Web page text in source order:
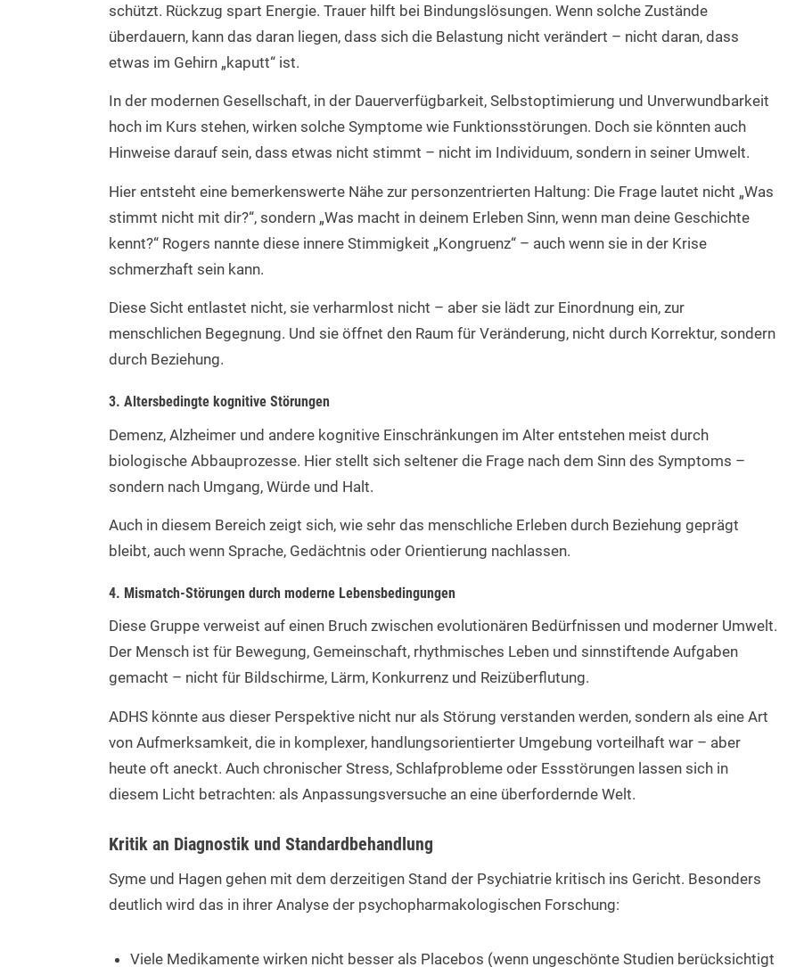
schützt. Rückzug spart Energie. Trauer hilft bei Bindungslösungen. Wenn solche Zustände
überdauern, kann das daran liegen, dass sich die Belastung nicht verändert – nicht daran, dass
etwas im Gehirn „kaputt“ ist.
In der modernen Gesellschaft, in der Dauerverfügbarkeit, Selbstoptimierung und Unverwundbarkeit
hoch im Kurs stehen, wirken solche Symptome wie Funktionsstörungen. Doch sie könnten auch
Hinweise darauf sein, dass etwas nicht stimmt – nicht im Individuum, sondern in seiner Umwelt.
Hier entsteht eine bemerkenswerte Nähe zur personzentrierten Haltung: Die Frage lautet nicht „Was
stimmt nicht mit dir?“, sondern „Was macht in deinem Erleben Sinn, wenn man deine Geschichte
kennt?“ Rogers nannte diese innere Stimmigkeit „Kongruenz“ – auch wenn sie in der Krise
schmerzhaft sein kann.
Diese Sicht entlastet nicht, sie verharmlost nicht – aber sie lädt zur Einordnung ein, zur
menschlichen Begegnung. Und sie öffnet den Raum für Veränderung, nicht durch Korrektur, sondern
durch Beziehung.
3. Altersbedingte kognitive Störungen
Demenz, Alzheimer und andere kognitive Einschränkungen im Alter entstehen meist durch
biologische Abbauprozesse. Hier stellt sich seltener die Frage nach dem Sinn des Symptoms –
sondern nach Umgang, Würde und Halt.
Auch in diesem Bereich zeigt sich, wie sehr das menschliche Erleben durch Beziehung geprägt
bleibt, auch wenn Sprache, Gedächtnis oder Orientierung nachlassen.
4. Mismatch-Störungen durch moderne Lebensbedingungen
Diese Gruppe verweist auf einen Bruch zwischen evolutionären Bedürfnissen und moderner Umwelt.
Der Mensch ist für Bewegung, Gemeinschaft, rhythmisches Leben und sinnstiftende Aufgaben
gemacht – nicht für Bildschirme, Lärm, Konkurrenz und Reizüberflutung.
ADHS könnte aus dieser Perspektive nicht nur als Störung verstanden werden, sondern als eine Art
von Aufmerksamkeit, die in komplexer, handlungsorientierter Umgebung vorteilhaft war – aber
heute oft aneckt. Auch chronischer Stress, Schlafprobleme oder Essstörungen lassen sich in
diesem Licht betrachten: als Anpassungsversuche an eine überfordernde Welt.
Kritik an Diagnostik und Standardbehandlung
Syme und Hagen gehen mit dem derzeitigen Stand der Psychiatrie kritisch ins Gericht. Besonders
deutlich wird das in ihrer Analyse der psychopharmakologischen Forschung:
Viele Medikamente wirken nicht besser als Placebos (wenn ungeschönte Studien berücksichtigt